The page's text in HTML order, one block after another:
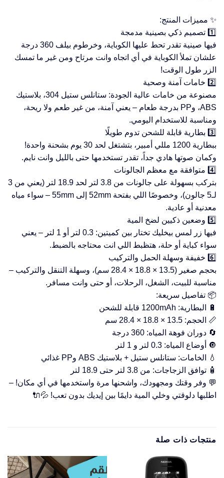
✨ مميزات المنتج:
1️⃣ تصميم ذكي بصينية مدمجة
فيها صينية تقدر تحط عليها الكوباية، وخرطوم بيلف 360 درجة
علشان تملأ الكوباية في أي اتجاه وانت مرتاح ومن غير ما تمسك
الزر طول الوقت!
2️⃣ خامات آمنة وصحية
مصنوعة من خامات عالية الجودة: ستانلس ستيل 304، بلاستيك
ABS، وPP بدرجة طعام – يعني آمنة، من غير طعم ولا ريحة،
ومناسبة للاستخدام اليومي.
3️⃣ بطارية قابلة للشحن تدوم طويلًا
ببطارية 1200 مللي أمبير، بتشتغل لحد 30 يوم بشحنة واحدة!
وكمان صوتها هادي جداً، تقدر تستخدمها حتى بالليل وانت نايم.
4️⃣ متوافقة مع معظم الجالونات
بتركب بسهولة على جالونات من 3.8 لتر لحد 18.9 لتر (يعني من 3
لـ5 جالون)، وخصوصًا اللي بفتحة 52mm إلى 55mm – سواء مياه
معدنية أو عادية.
5️⃣ وضعين ذكيين لضخ المية
فيها زر لمس بيخليك تختار بين كميتين: 0.3 لتر أو 1 لتر – يعني
سواء كباية أو حلة، هتظبط اللي انت محتاجه بالضبط.
6️⃣ خفيفة وسهلة الحمل والتركيب
بحجم صغير (13.5 × 18.8 × 28.4 سم)، وسهلة التنقل والتركيب –
مناسبة للبيت، الشغل، الرحلات، أو حتى وانت مسافر.
📦 تفاصيل سريعة:
🔋 البطارية: 1200mAh قابلة للشحن
📏 الحجم: 13.5 × 18.8 × 28.4 سم
🔄 دوران فوهة المياه: 360 درجة
🔘 أوضاع المياه: 0.3 لتر و 1 لتر
💧 الخامات: ستانلس ستيل + بلاستيك ABS وPP غذائي
🧴 توافق الزجاجات: من 3.8 لتر حتى 18.9 لتر
💬 وفر وقتك ومجهودك، واشحنها مرة واستخدمها في أي مكان! –
اطلبها دلوقتي وخلي المية دايمًا بين إيديك بدون تعب! 💦🔌
منتجات ذات صلة